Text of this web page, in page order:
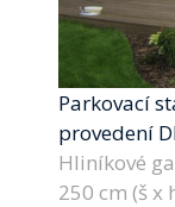
Parkovací
provedení
Hliníkové
250 cm (š x